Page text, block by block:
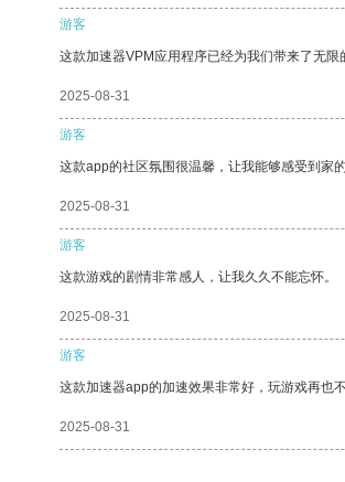
游客
这款加速器VPM应用程序已经为我们带来了无限
2025-08-31
游客
这款app的社区氛围很温馨，让我能够感受到家的
2025-08-31
游客
这款游戏的剧情非常感人，让我久久不能忘怀。
2025-08-31
游客
这款加速器app的加速效果非常好，玩游戏再也
2025-08-31